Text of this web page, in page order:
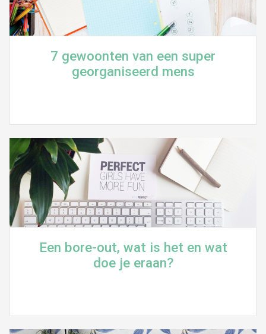
7 gewoonten van een super
georganiseerd mens
Een bore-out, wat is het en wat
doe je eraan?